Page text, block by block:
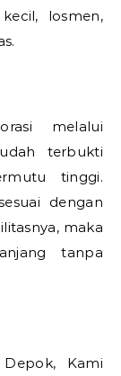
losmen,
melalui
terbukti
tinggi.
dengan
maka
tanpa
Kami